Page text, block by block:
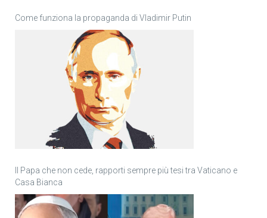
Come funziona la propaganda di Vladimir Putin
Il Papa che non cede, rapporti sempre più tesi tra Vaticano e
Casa Bianca